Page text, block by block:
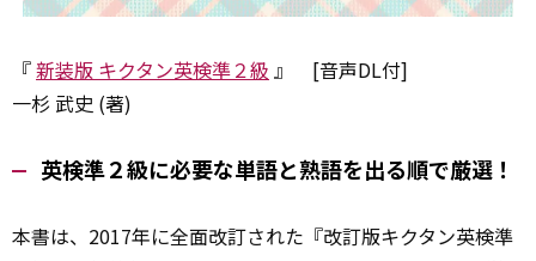
『新装版 キクタン英検準２級 』 [音声DL付]
一杉 武史 (著)
英検準２級に必要な単語と熟語を出る順で厳選！
本書は、2017年に全面改訂された『改訂版キクタン英検準